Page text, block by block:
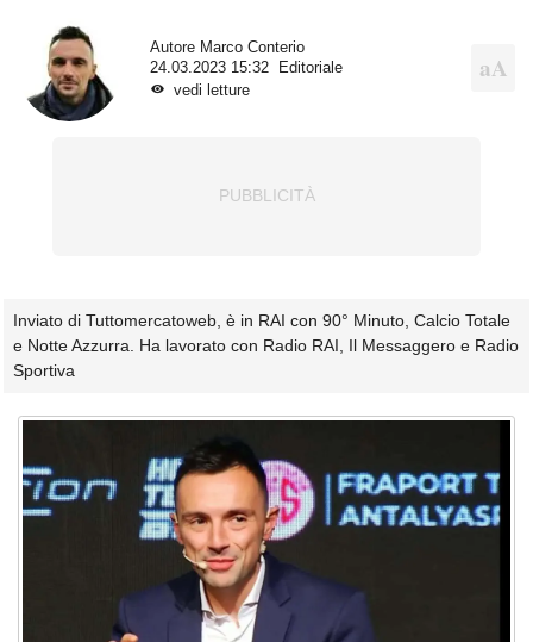
Autore Marco Conterio
24.03.2023 15:32
Editoriale
vedi letture
Inviato di Tuttomercatoweb, è in RAI con 90° Minuto, Calcio Totale
e Notte Azzurra. Ha lavorato con Radio RAI, Il Messaggero e Radio
Sportiva